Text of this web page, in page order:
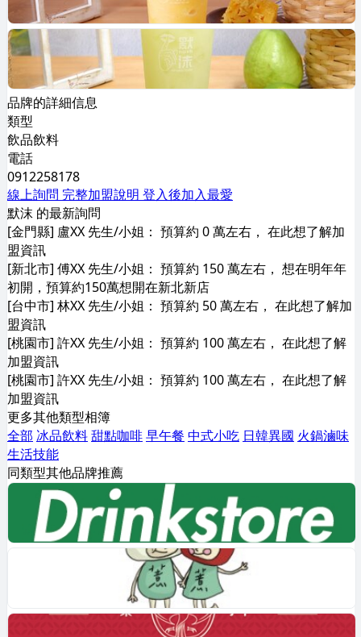
品牌的詳細信息
類型
飲品飲料
電話
0912258178
線上詢問 完整加盟說明 登入後加入最愛
默沫 的最新詢問
[金門縣] 盧XX 先生/小姐： 預算約 0 萬左右， 在此想了解加
盟資訊
[新北市] 傅XX 先生/小姐： 預算約 150 萬左右， 想在明年年
初開，預算約150萬想開在新北新店
[台中市] 林XX 先生/小姐： 預算約 50 萬左右， 在此想了解加
盟資訊
[桃園市] 許XX 先生/小姐： 預算約 100 萬左右， 在此想了解
加盟資訊
[桃園市] 許XX 先生/小姐： 預算約 100 萬左右， 在此想了解
加盟資訊
更多其他類型相簿
全部 冰品飲料甜點咖啡早午餐 中式小吃 日韓異國 火鍋滷味
生活技能
同類型其他品牌推薦